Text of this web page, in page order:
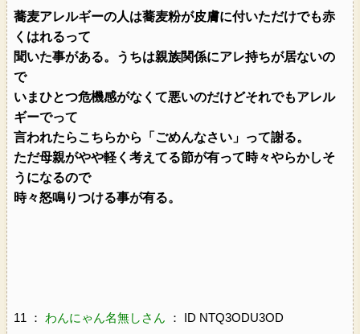
蕎麦アレルギーの人は蕎麦粉が皮膚に付いただけでも赤
くはれるって
聞いた事がある。うちは親族関係にアレ持ちが居ないの
で
いまひとつ危機感がなくて悪いのだけどそれでもアレル
ギーでって
言われたらこちらから「ごめんなさい」って謝る。
ただ母親がやや軽く考えてる節が有って時々やらかしそ
うになるので
時々怒鳴りつける事が有る。
11 ： わんにゃん名無しさん ： ID NTQ3ODU3OD